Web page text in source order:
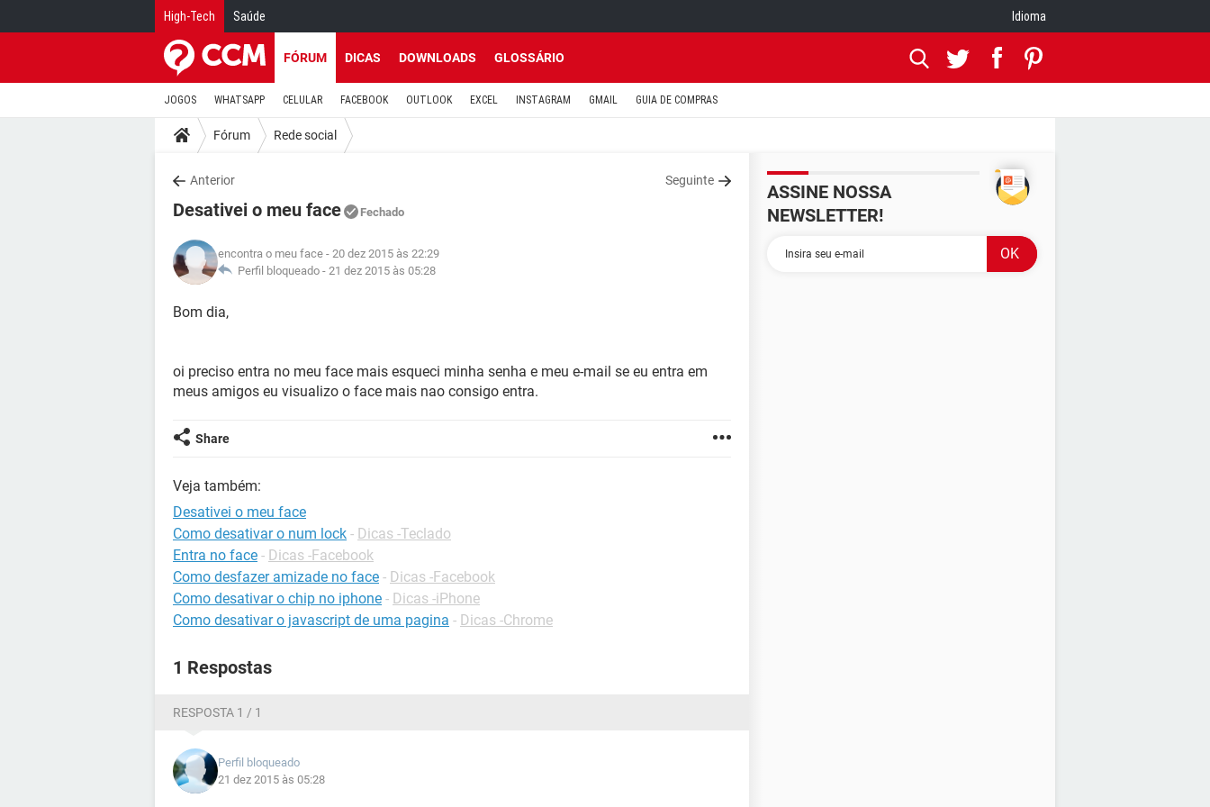
High-Tech Saúde Idioma
FÓRUM DICAS DOWNLOADS GLOSSÁRIO
JOGOS WHATSAPP CELULAR FACEBOOK OUTLOOK EXCEL INSTAGRAM GMAIL GUIA DE COMPRAS
Fórum Rede social
Anterior Seguinte
Desativei o meu face Fechado
encontra o meu face - 20 dez 2015 às 22:29
Perfil bloqueado - 21 dez 2015 às 05:28
Bom dia,
oi preciso entra no meu face mais esqueci minha senha e meu e-mail se eu entra em
meus amigos eu visualizo o face mais nao consigo entra.
Share
Veja também:
Desativei o meu face
Como desativar o num lock - Dicas -Teclado
Entra no face - Dicas -Facebook
Como desfazer amizade no face - Dicas -Facebook
Como desativar o chip no iphone - Dicas -iPhone
Como desativar o javascript de uma pagina - Dicas -Chrome
1 Respostas
RESPOSTA 1 / 1
Perfil bloqueado
21 dez 2015 às 05:28
ASSINE NOSSA
NEWSLETTER!